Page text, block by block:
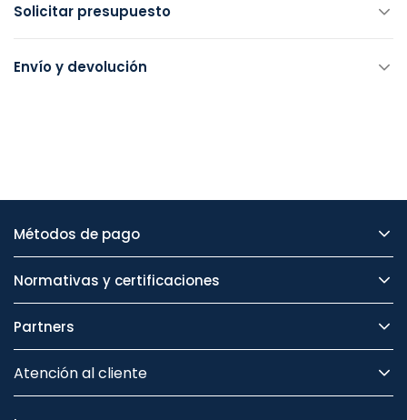
Solicitar presupuesto
Envío y devolución
Métodos de pago
Normativas y certificaciones
Partners
Atención al cliente